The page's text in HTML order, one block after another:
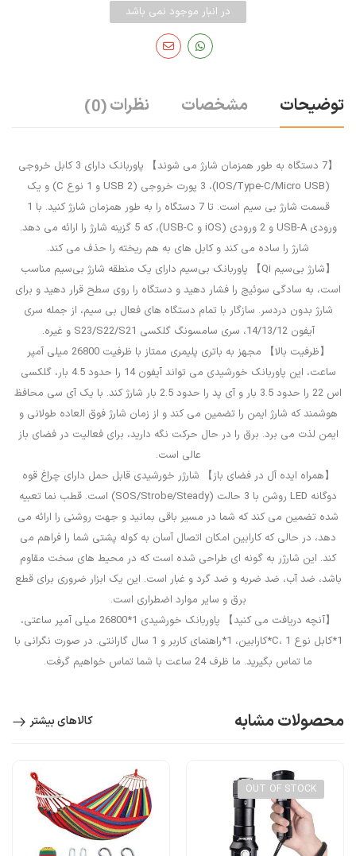
در انبار موجود نمی باشد
توضیحات مشخصات نظرات(0)
【7 دستگاه به طور همزمان شارژ می شوند】 پاوربانک دارای 3 کابل خروجی
(IOS/Type-C/Micro USB)، 3 پورت خروجی (2 USB و 1 نوع C) و یک
قسمت شارژ بی سیم است. تا 7 دستگاه را به طور همزمان شارژ کنید. با 1
ورودی USB-A و 2 ورودی (iOS و USB-C)، که 5 گزینه شارژ را ارائه می دهد.
شارژ را ساده می کند و کابل های به هم ریخته را حذف می کند.
【شارژ بی‌سیم Qi】 پاوربانک بی‌سیم دارای یک منطقه شارژ بی‌سیم مناسب
است، به سادگی سوئیچ را فشار دهید و دستگاه را روی سطح قرار دهید و برای
شارژ بدون دردسر. سازگار با تمام دستگاه های فعال بی سیم، از جمله سری
آیفون 14/13/12، سری سامسونگ گلکسی S23/S22/S21 و غیره.
【ظرفیت بالا】 مجهز به باتری پلیمری ممتاز با ظرفیت 26800 میلی آمپر
ساعت، این پاوربانک خورشیدی می تواند آیفون 14 را حدود 4.5 بار، گلکسی
اس 22 را حدود 3.5 بار و آی پد را حدود 2.5 بار شارژ کند. با یک آی سی محافظ
هوشمند که شارژ ایمن را تضمین می کند و از زمان شارژ فوق العاده طولانی و
ایمن لذت می برد. برق را در حال حرکت نگه دارید، برای فعالیت در فضای باز
عالی است.
【همراه ایده آل در فضای باز】 شارژر خورشیدی قابل حمل دارای چراغ قوه
دوگانه LED روشن با 3 حالت (SOS/Strobe/Steady) است. قطب نما تعبیه
شده تضمین می کند که شما در مسیر باقی بمانید و جهت روشنی را ارائه می
دهد، در حالی که کارابین امکان اتصال آسان به کوله پشتی شما را فراهم می
کند. این شارژر به گونه ای طراحی شده است که در محیط های سخت مقاوم
باشد، ضد آب، ضد ضربه و ضد گرد و غبار است. این یک ابزار ضروری برای قطع
برق و سایر موارد اضطراری است.
【آنچه دریافت می کنید】 پاوربانک خورشیدی 1*26800 میلی آمپر ساعتی،
1*کابل نوع C، 1*کارابین، 1*راهنمای کاربر و 1 سال گارانتی. در صورت نگرانی با
ما تماس بگیرید. ما ظرف 24 ساعت با شما تماس خواهیم گرفت.
محصولات مشابه کالاهای بیشتر
OUT OF STOCK